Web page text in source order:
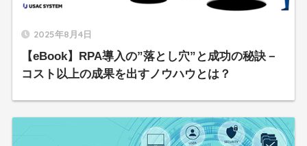
2025年8月4日
【eBook】RPA導入の”落とし穴”と成功の秘訣－
コスト以上の成果を出すノウハウとは？